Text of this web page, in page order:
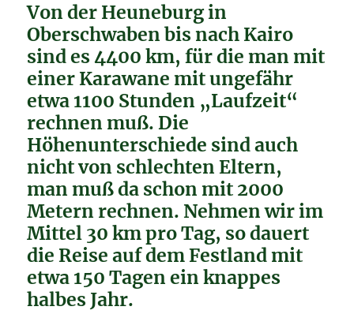
Von der Heuneburg in
Oberschwaben bis nach Kairo
sind es 4400 km, für die man mit
einer Karawane mit ungefähr
etwa 1100 Stunden „Laufzeit“
rechnen muß. Die
Höhenunterschiede sind auch
nicht von schlechten Eltern,
man muß da schon mit 2000
Metern rechnen. Nehmen wir im
Mittel 30 km pro Tag, so dauert
die Reise auf dem Festland mit
etwa 150 Tagen ein knappes
halbes Jahr.